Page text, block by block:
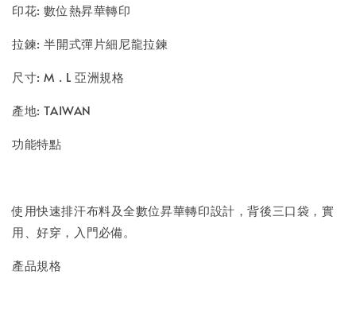
印花: 數位熱昇華轉印
拉鍊: 半開式彈片細尼龍拉鍊
尺寸: M . L 亞洲規格
產地: TAIWAN
功能特點
使用快速排汗布料及全數位昇華轉印設計，背後三口袋，實
用、好穿，入門必備。
產品規格